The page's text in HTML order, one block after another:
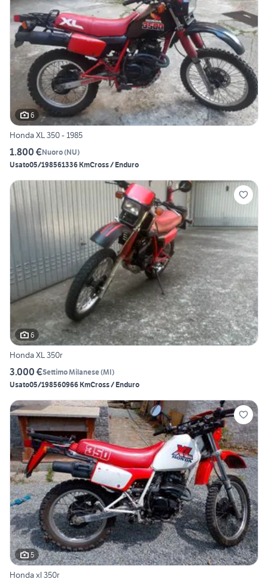
6
Honda XL 350 - 1985
1.800 €Nuoro(NU)
Usato05/198561336 KmCross / Enduro
6
Honda XL 350r
3.000 €Settimo Milanese(MI)
Usato05/198560966 KmCross / Enduro
5
Honda xl 350r